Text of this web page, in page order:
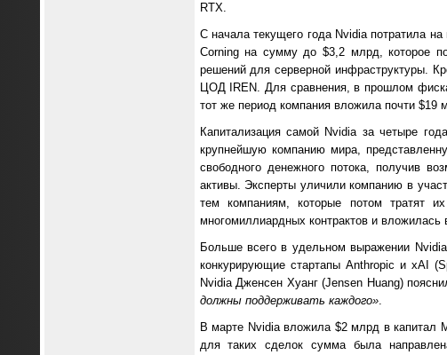
RTX.
С начала текущего года Nvidia потратила
Corning на сумму до $3,2 млрд, которое
решений для серверной инфраструктуры.
ЦОД IREN. Для сравнения, в прошлом
тот же период компания вложила почти $19
Капитализация самой Nvidia за четыре
крупнейшую компанию мира,
свободного денежного потока, получив
активы. Эксперты уличили компанию в
тем компаниям, которые потом
многомиллиардных контрактов и вложилась
Больше всего в удельном выражении
конкурирующие стартапы Anthropic и xAI
Nvidia Дженсен Хуанг (Jensen Huang)
должны поддерживать каждого».
В марте Nvidia вложила $2 млрд в капитал
для таких сделок сумма была